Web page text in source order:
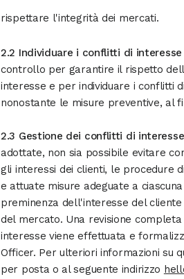
rispettare l'integrità dei mercati.
2.2 Individuare i conflitti di interesse
controllo per garantire il rispetto
interesse e per individuare i conflitti
nonostante le misure preventive, al
2.3 Gestione dei conflitti di interesse
adottate, non sia possibile evitare
gli interessi dei clienti, le procedure
e attuate misure adeguate a
preminenza dell'interesse del
del mercato. Una revisione
interesse viene effettuata e
Officer. Per ulteriori informazioni su
per posta o al seguente indirizzo